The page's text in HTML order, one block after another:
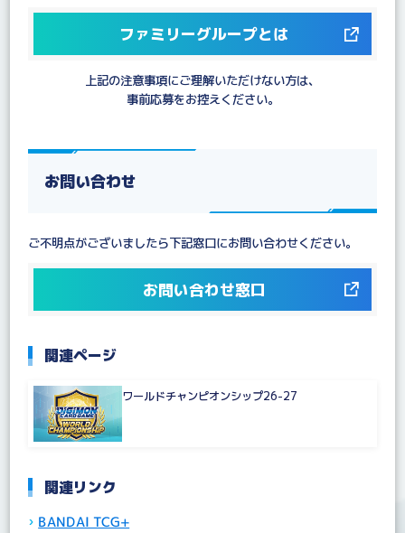
ファミリーグループとは
上記の注意事項にご理解いただけない方は、
事前応募をお控えください。
お問い合わせ
ご不明点がございましたら下記窓口にお問い合わせください。
お問い合わせ窓口
関連ページ
ワールドチャンピオンシップ26-27
関連リンク
BANDAI TCG+